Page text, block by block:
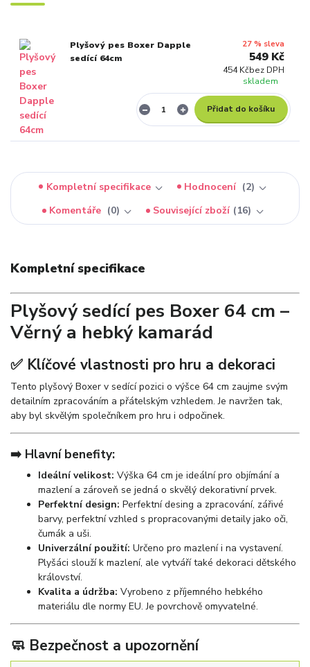
Plyšový pes Boxer Dapple
sedící 64cm
27 % sleva
549 Kč
454 Kčbez DPH
skladem
Přidat do košíku
Kompletní specifikace Hodnocení
2
Komentáře
0 Související zboží 16
Kompletní specifikace
Plyšový sedící pes Boxer 64 cm –
Věrný a hebký kamarád
✅ Klíčové vlastnosti pro hru a dekoraci
Tento plyšový Boxer v sedící pozici o výšce 64 cm zaujme svým
detailním zpracováním a přátelským vzhledem. Je navržen tak,
aby byl skvělým společníkem pro hru i odpočinek.
➡️ Hlavní benefity:
Ideální velikost: Výška 64 cm je ideální pro objímání a
mazlení a zároveň se jedná o skvělý dekorativní prvek.
Perfektní design: Perfektní desing a zpracování, zářivé
barvy, perfektní vzhled s propracovanými detaily jako oči,
čumák a uši.
Univerzální použití: Určeno pro mazlení i na vystavení.
Plyšáci slouží k mazlení, ale vytváří také dekoraci dětského
království.
Kvalita a údržba: Vyrobeno z příjemného hebkého
materiálu dle normy EU. Je povrchově omyvatelné.
🧼 Bezpečnost a upozornění